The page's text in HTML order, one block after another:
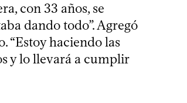
con 33 años, se
dando todo”. Agregó
“Estoy haciendo las
y lo llevará a cumplir